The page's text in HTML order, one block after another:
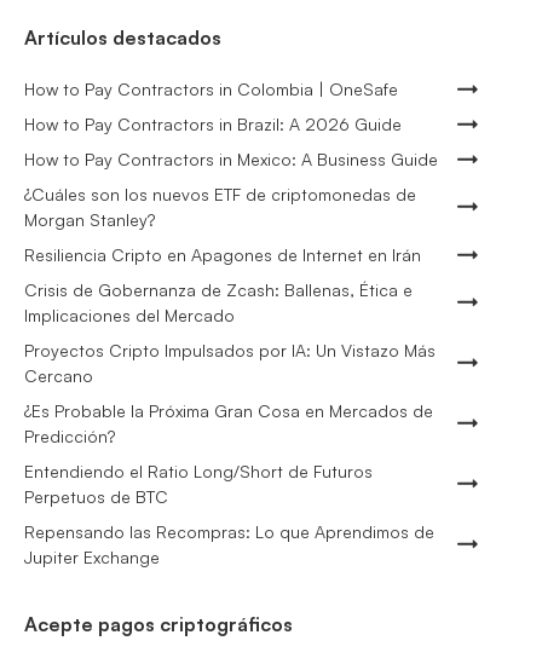
Artículos destacados
How to Pay Contractors in Colombia | OneSafe
How to Pay Contractors in Brazil: A 2026 Guide
How to Pay Contractors in Mexico: A Business Guide
¿Cuáles son los nuevos ETF de criptomonedas de
Morgan Stanley?
Resiliencia Cripto en Apagones de Internet en Irán
Crisis de Gobernanza de Zcash: Ballenas, Ética e
Implicaciones del Mercado
Proyectos Cripto Impulsados por IA: Un Vistazo Más
Cercano
¿Es Probable la Próxima Gran Cosa en Mercados de
Predicción?
Entendiendo el Ratio Long/Short de Futuros
Perpetuos de BTC
Repensando las Recompras: Lo que Aprendimos de
Jupiter Exchange
Acepte pagos criptográficos